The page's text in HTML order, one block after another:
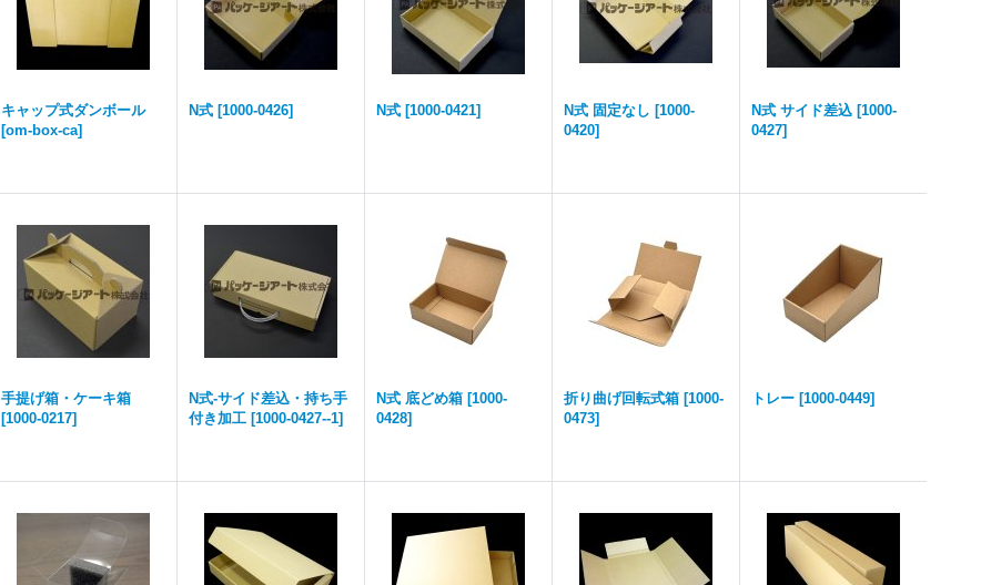
キャップ式ダンボール
[om-box-ca]
N式 [1000-0426] N式 [1000-0421] N式 固定なし [1000-
0420]
N式 サイド差込 [1000-
0427]
手提げ箱・ケーキ箱
[1000-0217]
N式-サイド差込・持ち手
付き加工 [1000-0427--1]
N式 底どめ箱 [1000-
0428]
折り曲げ回転式箱 [1000-
0473]
トレー [1000-0449]